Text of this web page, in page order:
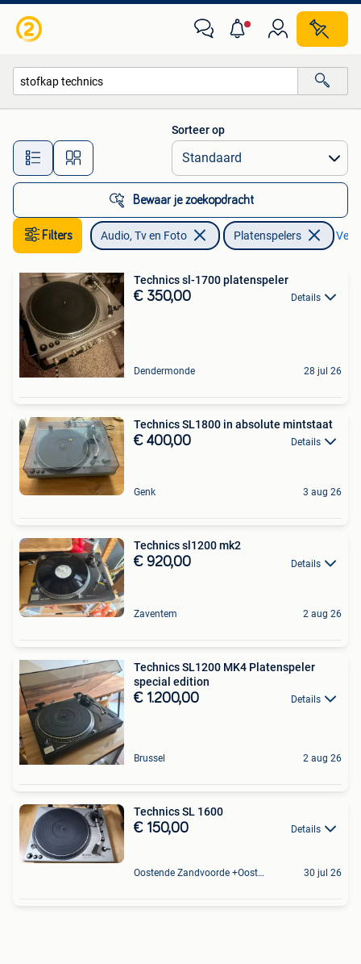
Alle afstanden…
Sorteer op
Bewaar je zoekopdracht
Filters Audio, Tv en Foto Platenspelers
Technics sl-1700 platenspeler
€ 350,00 Details
Dendermonde 28 jul 26
Technics SL1800 in absolute mintstaat
€ 400,00 Details
Genk 3 aug 26
Technics sl1200 mk2
€ 920,00 Details
Zaventem 2 aug 26
Technics SL1200 MK4 Platenspeler
special edition
€ 1.200,00 Details
Brussel 2 aug 26
Technics SL 1600
€ 150,00 Details
Oostende Zandvoorde +Oostende 30 jul 26